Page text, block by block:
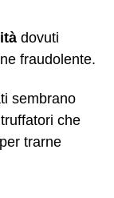
dovuti
fraudolente.
sembrano
che
trarne